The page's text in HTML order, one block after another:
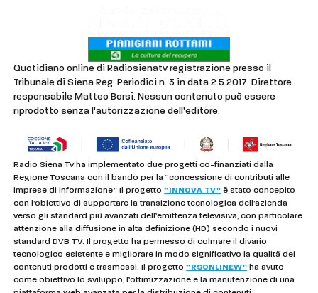
Quotidiano online di Radiosienatv registrazione presso il
Tribunale di Siena Reg. Periodici n. 3 in data 2.5.2017. Direttore
responsabile Matteo Borsi. Nessun contenuto può essere
riprodotto senza l'autorizzazione dell'editore.
Radio Siena Tv ha implementato due progetti co-finanziati dalla
Regione Toscana con il bando per la “concessione di contributi alle
imprese di informazione” Il progetto“INNOVA TV” è stato concepito
con l’obiettivo di supportare la transizione tecnologica dell’azienda
verso gli standard più avanzati dell’emittenza televisiva, con particolare
attenzione alla diffusione in alta definizione (HD) secondo i nuovi
standard DVB TV. Il progetto ha permesso di colmare il divario
tecnologico esistente e migliorare in modo significativo la qualità dei
contenuti prodotti e trasmessi. Il progetto“RSONLINEW” ha avuto
come obiettivo lo sviluppo, l’ottimizzazione e la manutenzione di una